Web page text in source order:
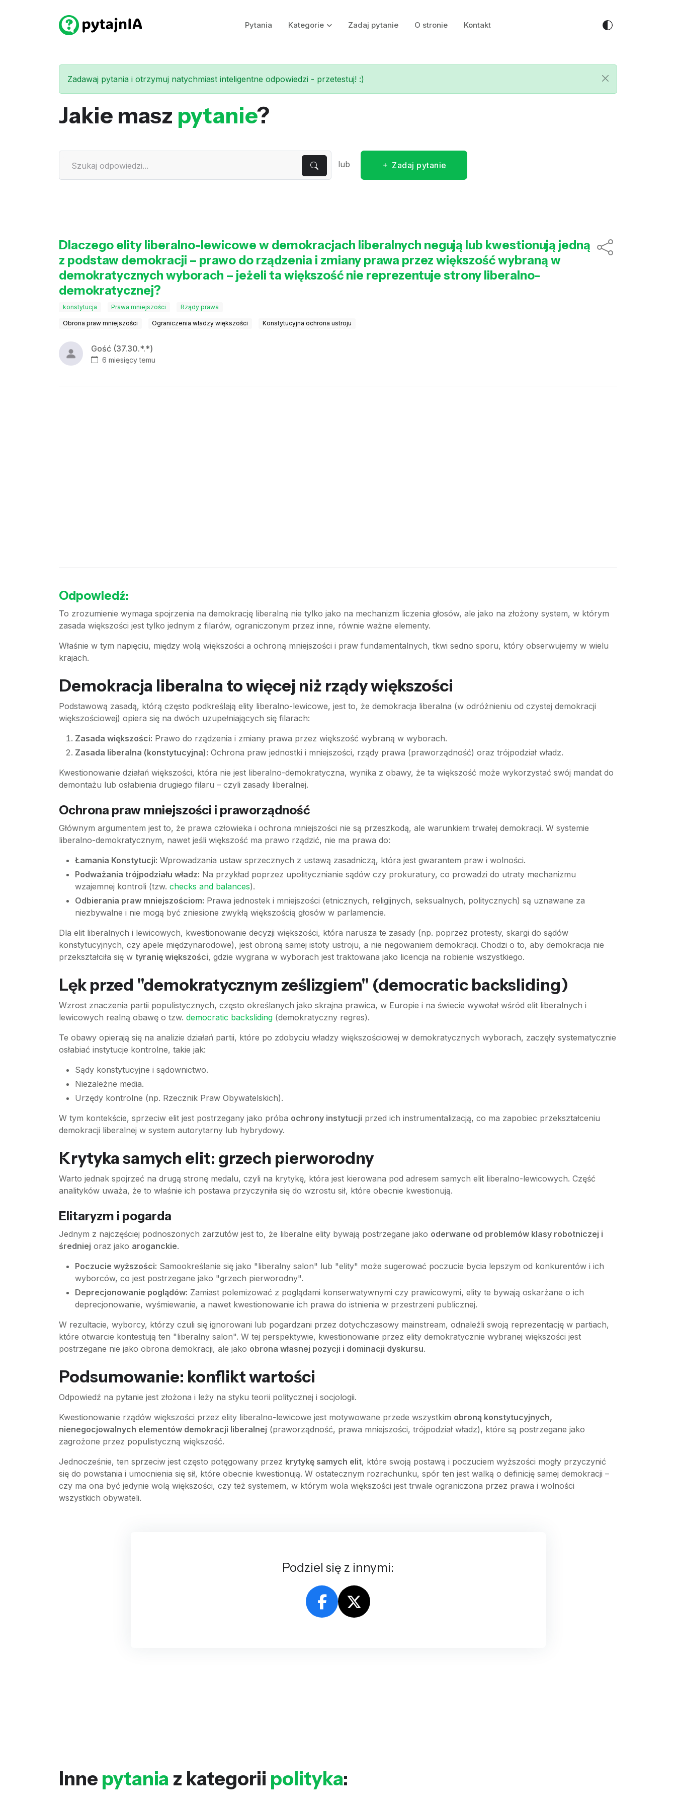
Pytania Kategorie Zadaj pytanie O stronie Kontakt
Zadawaj pytania i otrzymuj natychmiast inteligentne odpowiedzi - przetestuj! :)
Jakie masz pytanie?
lub Zadaj pytanie
Dlaczego elity liberalno-lewicowe w demokracjach liberalnych negują lub kwestionują jedną
z podstaw demokracji – prawo do rządzenia i zmiany prawa przez większość wybraną w
demokratycznych wyborach – jeżeli ta większość nie reprezentuje strony liberalno-
demokratycznej?
konstytucja Prawa mniejszości Rządy prawa
Obrona praw mniejszości Ograniczenia władzy większości Konstytucyjna ochrona ustroju
Gość (37.30.*.*)
6 miesięcy temu
Odpowiedź:
To zrozumienie wymaga spojrzenia na demokrację liberalną nie tylko jako na mechanizm liczenia głosów, ale jako na złożony system, w którym
zasada większości jest tylko jednym z filarów, ograniczonym przez inne, równie ważne elementy.
Właśnie w tym napięciu, między wolą większości a ochroną mniejszości i praw fundamentalnych, tkwi sedno sporu, który obserwujemy w wielu
krajach.
Demokracja liberalna to więcej niż rządy większości
Podstawową zasadą, którą często podkreślają elity liberalno-lewicowe, jest to, że demokracja liberalna (w odróżnieniu od czystej demokracji
większościowej) opiera się na dwóch uzupełniających się filarach:
Zasada większości: Prawo do rządzenia i zmiany prawa przez większość wybraną w wyborach.
Zasada liberalna (konstytucyjna): Ochrona praw jednostki i mniejszości, rządy prawa (praworządność) oraz trójpodział władz.
Kwestionowanie działań większości, która nie jest liberalno-demokratyczna, wynika z obawy, że ta większość może wykorzystać swój mandat do
demontażu lub osłabienia drugiego filaru – czyli zasady liberalnej.
Ochrona praw mniejszości i praworządność
Głównym argumentem jest to, że prawa człowieka i ochrona mniejszości nie są przeszkodą, ale warunkiem trwałej demokracji. W systemie
liberalno-demokratycznym, nawet jeśli większość ma prawo rządzić, nie ma prawa do:
Łamania Konstytucji: Wprowadzania ustaw sprzecznych z ustawą zasadniczą, która jest gwarantem praw i wolności.
Podważania trójpodziału władz: Na przykład poprzez upolitycznianie sądów czy prokuratury, co prowadzi do utraty mechanizmu
wzajemnej kontroli (tzw. checks and balances).
Odbierania praw mniejszościom: Prawa jednostek i mniejszości (etnicznych, religijnych, seksualnych, politycznych) są uznawane za
niezbywalne i nie mogą być zniesione zwykłą większością głosów w parlamencie.
Dla elit liberalnych i lewicowych, kwestionowanie decyzji większości, która narusza te zasady (np. poprzez protesty, skargi do sądów
konstytucyjnych, czy apele międzynarodowe), jest obroną samej istoty ustroju, a nie negowaniem demokracji. Chodzi o to, aby demokracja nie
przekształciła się w tyranię większości, gdzie wygrana w wyborach jest traktowana jako licencja na robienie wszystkiego.
Lęk przed "demokratycznym ześlizgiem" (democratic backsliding)
Wzrost znaczenia partii populistycznych, często określanych jako skrajna prawica, w Europie i na świecie wywołał wśród elit liberalnych i
lewicowych realną obawę o tzw. democratic backsliding (demokratyczny regres).
Te obawy opierają się na analizie działań partii, które po zdobyciu władzy większościowej w demokratycznych wyborach, zaczęły systematycznie
osłabiać instytucje kontrolne, takie jak:
Sądy konstytucyjne i sądownictwo.
Niezależne media.
Urzędy kontrolne (np. Rzecznik Praw Obywatelskich).
W tym kontekście, sprzeciw elit jest postrzegany jako próba ochrony instytucji przed ich instrumentalizacją, co ma zapobiec przekształceniu
demokracji liberalnej w system autorytarny lub hybrydowy.
Krytyka samych elit: grzech pierworodny
Warto jednak spojrzeć na drugą stronę medalu, czyli na krytykę, która jest kierowana pod adresem samych elit liberalno-lewicowych. Część
analityków uważa, że to właśnie ich postawa przyczyniła się do wzrostu sił, które obecnie kwestionują.
Elitaryzm i pogarda
Jednym z najczęściej podnoszonych zarzutów jest to, że liberalne elity bywają postrzegane jako oderwane od problemów klasy robotniczej i
średniej oraz jako aroganckie.
Poczucie wyższości: Samookreślanie się jako "liberalny salon" lub "elity" może sugerować poczucie bycia lepszym od konkurentów i ich
wyborców, co jest postrzegane jako "grzech pierworodny".
Deprecjonowanie poglądów: Zamiast polemizować z poglądami konserwatywnymi czy prawicowymi, elity te bywają oskarżane o ich
deprecjonowanie, wyśmiewanie, a nawet kwestionowanie ich prawa do istnienia w przestrzeni publicznej.
W rezultacie, wyborcy, którzy czuli się ignorowani lub pogardzani przez dotychczasowy mainstream, odnaleźli swoją reprezentację w partiach,
które otwarcie kontestują ten "liberalny salon". W tej perspektywie, kwestionowanie przez elity demokratycznie wybranej większości jest
postrzegane nie jako obrona demokracji, ale jako obrona własnej pozycji i dominacji dyskursu.
Podsumowanie: konflikt wartości
Odpowiedź na pytanie jest złożona i leży na styku teorii politycznej i socjologii.
Kwestionowanie rządów większości przez elity liberalno-lewicowe jest motywowane przede wszystkim obroną konstytucyjnych,
nienegocjowalnych elementów demokracji liberalnej (praworządność, prawa mniejszości, trójpodział władz), które są postrzegane jako
zagrożone przez populistyczną większość.
Jednocześnie, ten sprzeciw jest często potęgowany przez krytykę samych elit, które swoją postawą i poczuciem wyższości mogły przyczynić
się do powstania i umocnienia się sił, które obecnie kwestionują. W ostatecznym rozrachunku, spór ten jest walką o definicję samej demokracji –
czy ma ona być jedynie wolą większości, czy też systemem, w którym wola większości jest trwale ograniczona przez prawa i wolności
wszystkich obywateli.
Podziel się z innymi:
Inne pytania z kategorii polityka: